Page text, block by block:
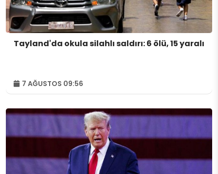
Tayland'da okula silahlı saldırı: 6 ölü, 15 yaralı
7 AĞUSTOS 09:56